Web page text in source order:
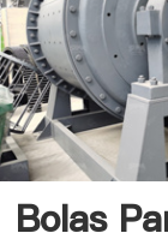
Bolas